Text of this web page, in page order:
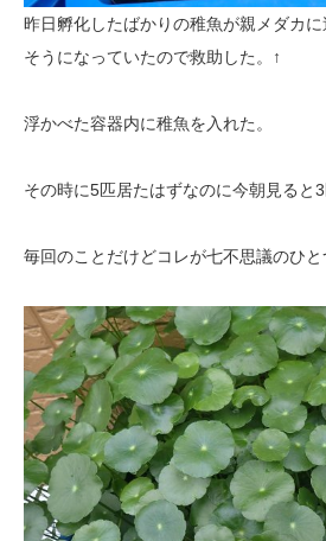
昨日孵化したばかりの稚魚が親メダカ
そうになっていたので救助した。↑
浮かべた容器内に稚魚を入れた。
その時に5匹居たはずなのに今朝見ると3
毎回のことだけどコレが七不思議のひと